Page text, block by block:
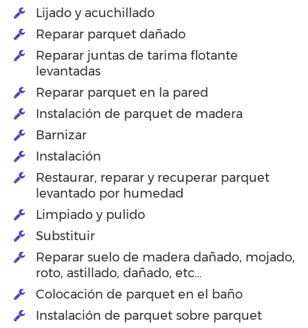
Lijado y acuchillado
Reparar parquet dañado
Reparar juntas de tarima flotante
levantadas
Reparar parquet en la pared
Instalación de parquet de madera
Barnizar
Instalación
Restaurar, reparar y recuperar parquet
levantado por humedad
Limpiado y pulido
Substituir
Reparar suelo de madera dañado, mojado,
roto, astillado, dañado, etc…
Colocación de parquet en el baño
Instalación de parquet sobre parquet